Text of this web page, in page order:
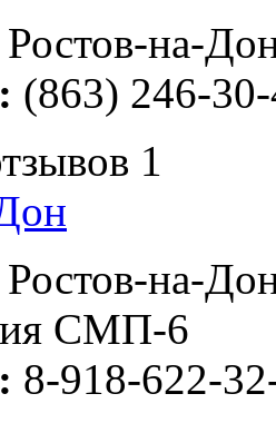
Ростов-на-
(863) 246-
1
Ростов-на-
СМП-6
8-918-622-